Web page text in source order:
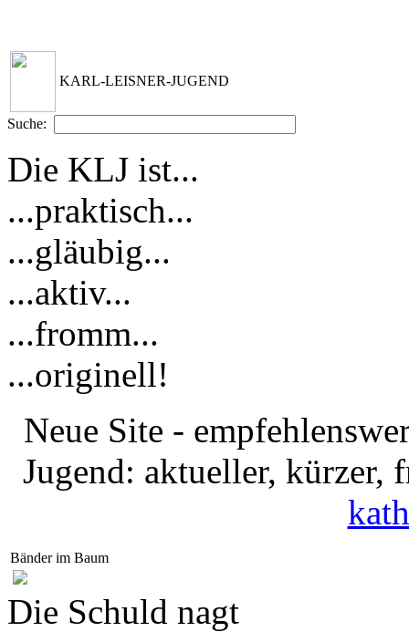
KARL-LEISNER-JUGEND
Suche:
Die KLJ ist...
...praktisch...
...gläubig...
...aktiv...
...fromm...
...originell!
Neue Site -
Jugend: aktueller, kürzer,
Bänder im Baum
Die Schuld nagt